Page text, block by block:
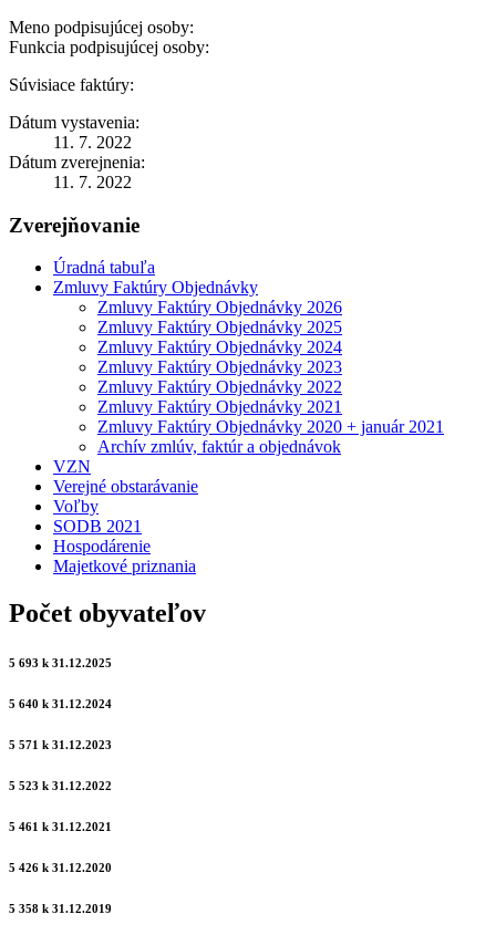
Meno podpisujúcej osoby:
Funkcia podpisujúcej osoby:
Súvisiace faktúry:
Dátum vystavenia:
11. 7. 2022
Dátum zverejnenia:
11. 7. 2022
Zverejňovanie
Úradná tabuľa
Zmluvy Faktúry Objednávky
Zmluvy Faktúry Objednávky 2026
Zmluvy Faktúry Objednávky 2025
Zmluvy Faktúry Objednávky 2024
Zmluvy Faktúry Objednávky 2023
Zmluvy Faktúry Objednávky 2022
Zmluvy Faktúry Objednávky 2021
Zmluvy Faktúry Objednávky 2020 + január 2021
Archív zmlúv, faktúr a objednávok
VZN
Verejné obstarávanie
Voľby
SODB 2021
Hospodárenie
Majetkové priznania
Počet obyvateľov
5 693 k 31.12.2025
5 640 k 31.12.2024
5 571 k 31.12.2023
5 523 k 31.12.2022
5 461 k 31.12.2021
5 426 k 31.12.2020
5 358 k 31.12.2019